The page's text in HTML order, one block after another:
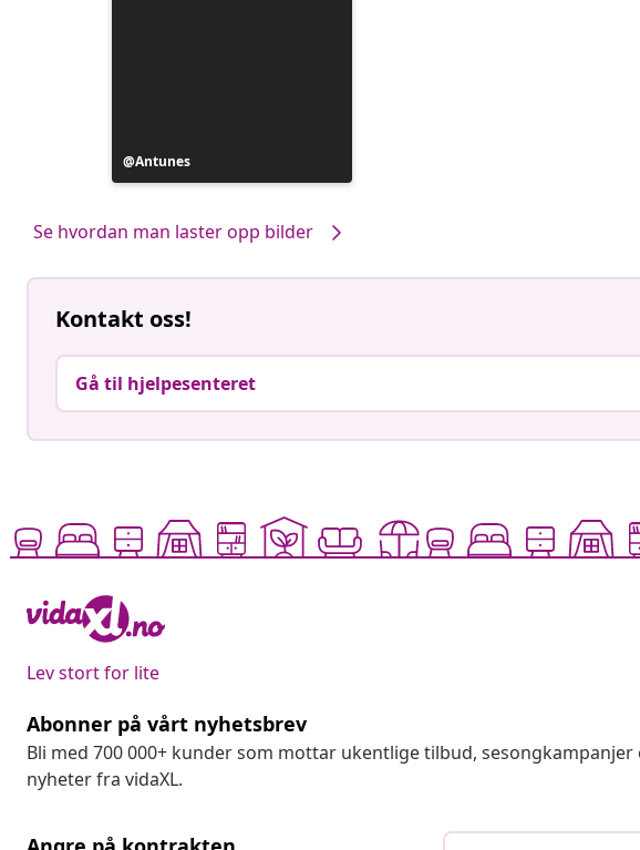
Innlegg
publisert
Antunes
Se hvordan man laster opp bilder
Kontakt oss!
Gå til hjelpesenteret
Lev stort for lite
Abonner på vårt nyhetsbrev
Bli med 700 000+ kunder som mottar ukentlige tilbud, sesongkampanjer
nyheter fra vidaXL.